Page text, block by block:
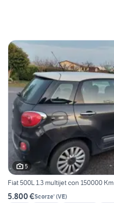
5
Fiat 500L 1.3 multijet con 150000 Km
5.800 €Scorze' (VE)